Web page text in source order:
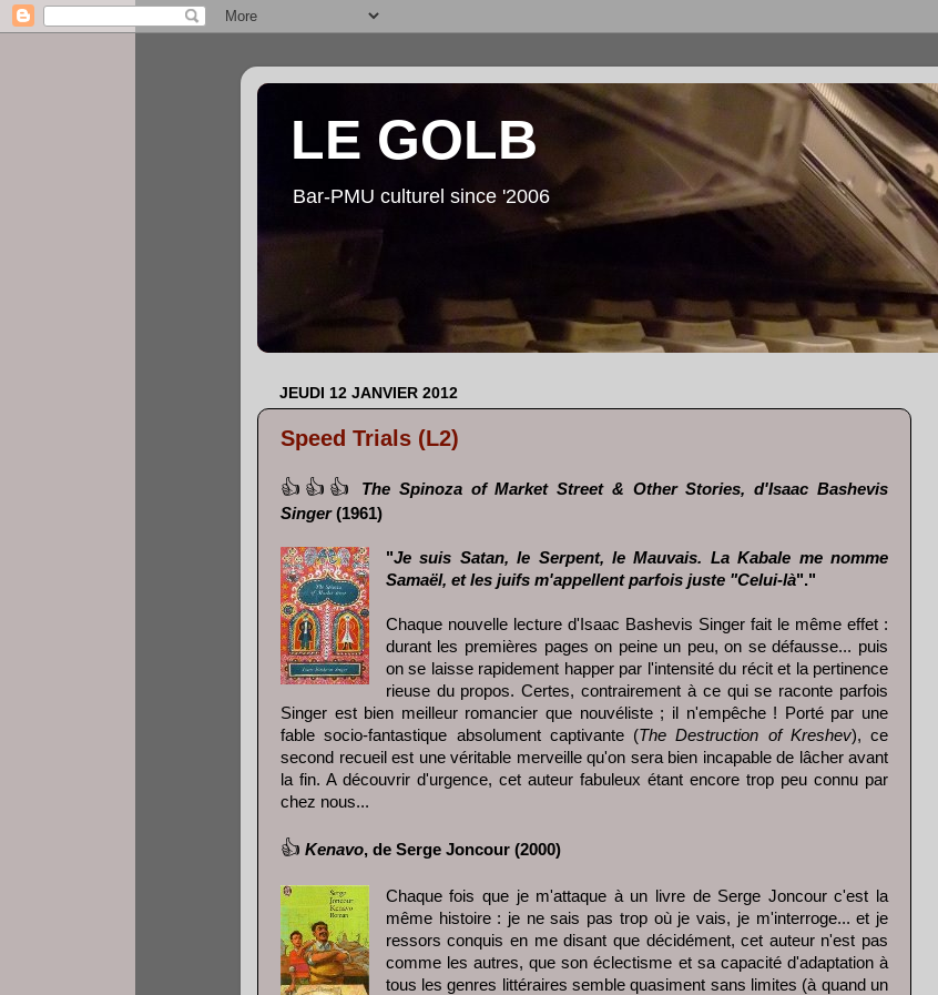
LE GOLB
Bar-PMU culturel since '2006
JEUDI 12 JANVIER 2012
Speed Trials (L2)
👍👍👍
The Spinoza of Market Street & Other Stories, d'Isaac Bashevis
Singer(1961)
"Je suis Satan, le Serpent, le Mauvais. La Kabale me nomme
Samaël, et les juifs m'appellent parfois juste "Celui-là"."
Chaque nouvelle lecture d'Isaac Bashevis Singer fait le même effet :
durant les premières pages on peine un peu, on se défausse... puis
on se laisse rapidement happer par l'intensité du récit et la pertinence
rieuse du propos. Certes, contrairement à ce qui se raconte parfois
Singer est bien meilleur romancier que nouvéliste ; il n'empêche ! Porté par une
fable socio-fantastique absolument captivante (The Destruction of Kreshev), ce
second recueil est une véritable merveille qu'on sera bien incapable de lâcher avant
la fin. A découvrir d'urgence, cet auteur fabuleux étant encore trop peu connu par
chez nous...
👍 Kenavo, de Serge Joncour (2000)
Chaque fois que je m'attaque à un livre de Serge Joncour c'est la
même histoire : je ne sais pas trop où je vais, je m'interroge... et je
ressors conquis en me disant que décidément, cet auteur n'est pas
comme les autres, que son éclectisme et sa capacité d'adaptation à
tous les genres littéraires semble quasiment sans limites (à quand un